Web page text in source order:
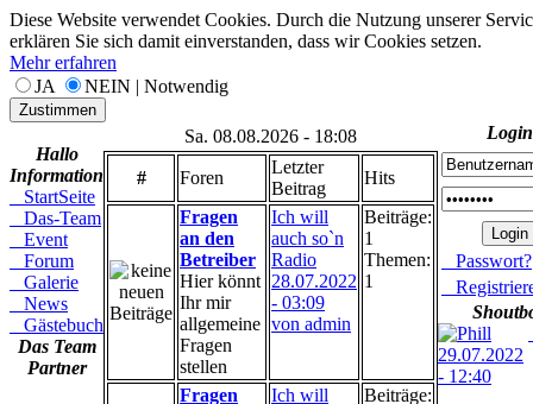
Diese Website verwendet Cookies. Durch die Nutzung unserer
erklären Sie sich damit einverstanden, dass wir Cookies setzen.
Mehr erfahren
JA
NEIN | Notwendig
Zustimmen
Hallo
Information
StartSeite
Das-Team
Event
Forum
Galerie
News
Gästebuch
Das Team
Partner
Sa. 08.08.2026 - 18:08
# Foren
Letzter
Beitrag
Hits
Fragen
an den
Betreiber
Hier könnt
Ihr mir
allgemeine
Fragen
stellen
Ich will
auch so`n
Radio
28.07.2022
- 03:09
von admin
Beiträge:
1
Themen:
1
Fragen
Ich will
Beiträge:
Login
Passwort?